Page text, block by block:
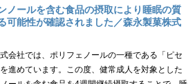
ノールを含む食品の摂取により睡眠の質
可能性が確認されました／森永製菓株式
会社では、ポリフェノールの一種である「ピセ
進めています。この度、健常成人を対象とした